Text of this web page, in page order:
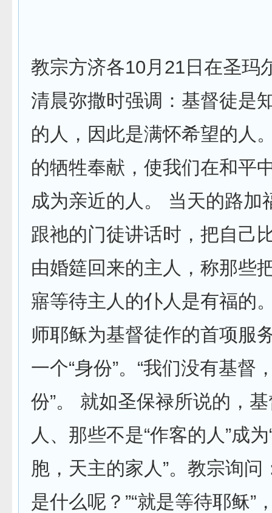
教宗方济各10月21日在圣玛
清晨弥撒时强调：基督徒是
的人，因此是满怀希望的人
的牺牲奉献，使我们在和平
成为亲近的人。 当天的路加
跟祂的门徒讲话时，把自己
由婚筵回来的主人，称那些
寤等待主人的仆人是有福的
师耶稣为基督徒作的首项服
一个“身份”。“我们没有基督
份”。 就如圣保禄所说的，
人、那些不是“作客的人”成
胞，天主的家人”。教宗询问
是什么呢？”“就是等待耶稣”